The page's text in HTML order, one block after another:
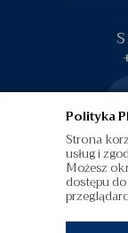
Polityka
Strona
usług i
Możesz
dostępu